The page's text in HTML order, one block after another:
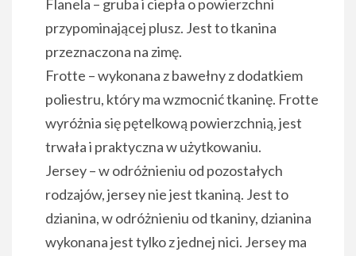
Flanela – gruba i ciepła o powierzchni
przypominającej plusz. Jest to tkanina
przeznaczona na zimę.
Frotte – wykonana z bawełny z dodatkiem
poliestru, który ma wzmocnić tkaninę. Frotte
wyróżnia się pętelkową powierzchnią, jest
trwała i praktyczna w użytkowaniu.
Jersey – w odróżnieniu od pozostałych
rodzajów, jersey nie jest tkaniną. Jest to
dzianina, w odróżnieniu od tkaniny, dzianina
wykonana jest tylko z jednej nici. Jersey ma